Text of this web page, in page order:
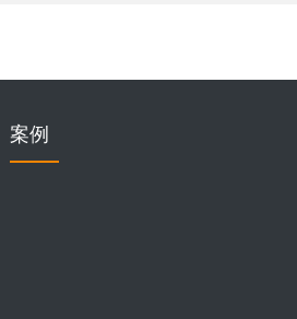
案例